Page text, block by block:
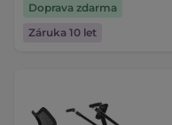
Doprava zdarma
Záruka 10 let